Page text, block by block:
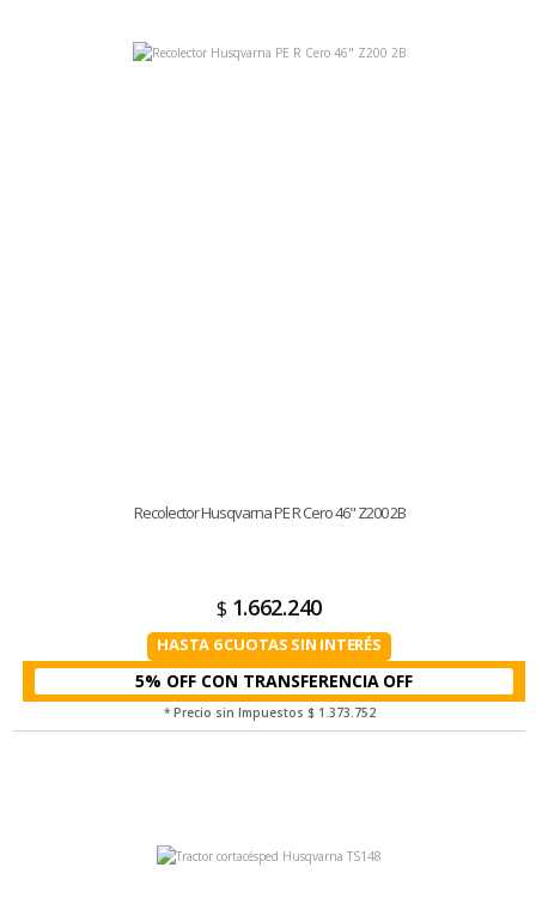
Recolector Husqvarna PE R Cero 46" Z200 2B
$ 1.662.240
HASTA 6 CUOTAS SIN INTERÉS
5% OFF CON TRANSFERENCIA
* Precio sin Impuestos $ 1.373.752